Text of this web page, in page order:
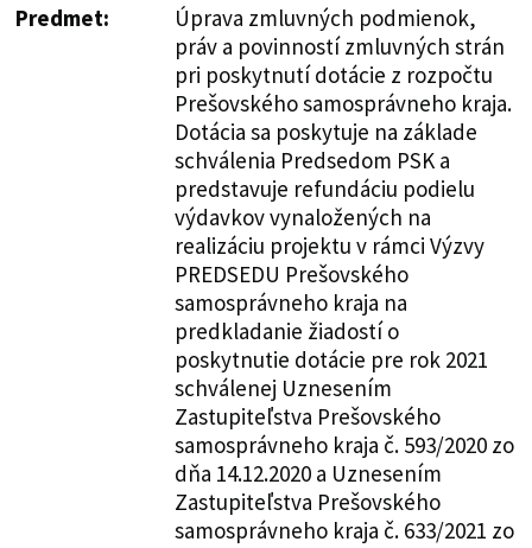
Predmet:
Úprava zmluvných podmienok,
práv a povinností zmluvných strán
pri poskytnutí dotácie z rozpočtu
Prešovského samosprávneho kraja.
Dotácia sa poskytuje na základe
schválenia Predsedom PSK a
predstavuje refundáciu podielu
výdavkov vynaložených na
realizáciu projektu v rámci Výzvy
PREDSEDU Prešovského
samosprávneho kraja na
predkladanie žiadostí o
poskytnutie dotácie pre rok 2021
schválenej Uznesením
Zastupiteľstva Prešovského
samosprávneho kraja č. 593/2020 zo
dňa 14.12.2020 a Uznesením
Zastupiteľstva Prešovského
samosprávneho kraja č. 633/2021 zo